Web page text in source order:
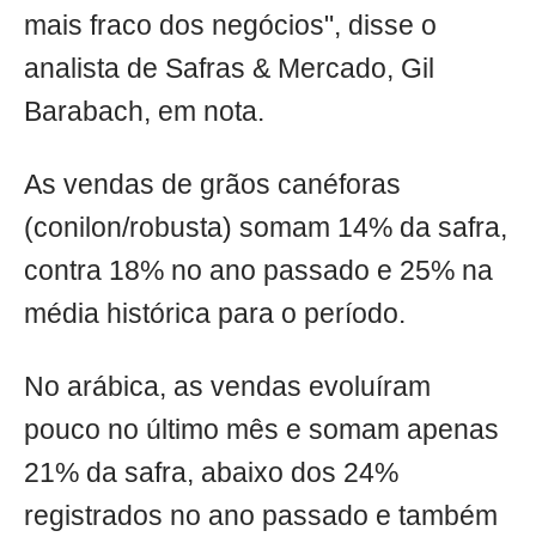
mais fraco dos negócios", disse o
analista de Safras & Mercado, Gil
Barabach, em nota.
As vendas de grãos canéforas
(conilon/robusta) somam 14% da safra,
contra 18% no ano passado e 25% na
média histórica para o período.
No arábica, as vendas evoluíram
pouco no último mês e somam apenas
21% da safra, abaixo dos 24%
registrados no ano passado e também